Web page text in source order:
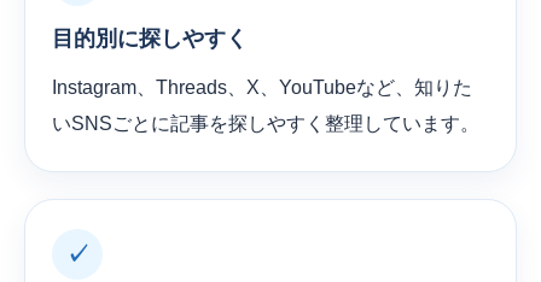
目的別に探しやすく
Instagram、Threads、X、YouTubeなど、知りた
いSNSごとに記事を探しやすく整理しています。
✓